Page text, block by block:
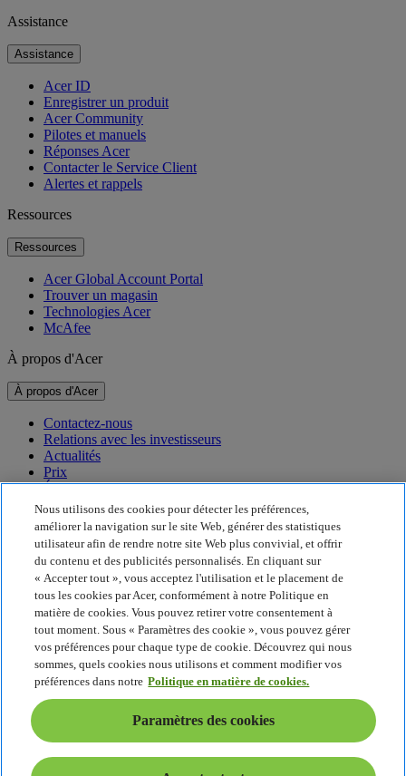
Assistance
Assistance
Acer ID
Enregistrer un produit
Acer Community
Pilotes et manuels
Réponses Acer
Contacter le Service Client
Alertes et rappels
Ressources
Ressources
Acer Global Account Portal
Trouver un magasin
Technologies Acer
McAfee
À propos d'Acer
À propos d'Acer
Contactez-nous
Relations avec les investisseurs
Actualités
Prix
Événements
Développement durable
Développement durable
Responsabilité sociale de l'entreprise
Empreinte carbone du produit
Project Humanity
Earthion
Politique de confidentialité
Politique en matière de cookies
Mentions légales
Informations légales supplémentaires
Politique en matière d'accessibilité
Paramètres des cookies
France - Français
Nous utilisons des cookies pour détecter les préférences,
améliorer la navigation sur le site Web, générer des statistiques
utilisateur afin de rendre notre site Web plus convivial, et offrir
du contenu et des publicités personnalisés. En cliquant sur
« Accepter tout », vous acceptez l'utilisation et le placement de
tous les cookies par Acer, conformément à notre Politique en
matière de cookies. Vous pouvez retirer votre consentement à
tout moment. Sous « Paramètres des cookie », vous pouvez gérer
vos préférences pour chaque type de cookie. Découvrez qui nous
sommes, quels cookies nous utilisons et comment modifier vos
préférences dans notre Politique en matière de cookies.
Paramètres des cookies